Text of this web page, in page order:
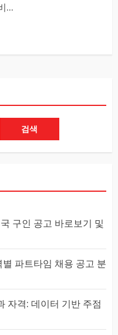
...
검색
구인 공고 바로보기 및
파트타임 채용 공고 분
자격: 데이터 기반 주점